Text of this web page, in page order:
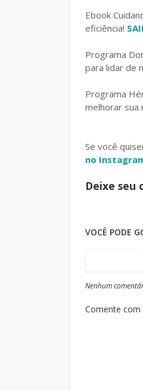
Ebook
eficiência!
Programa
para lidar de
Programa
melhorar sua
Se você
no
Deixe seu
VOCÊ PODE
Nenhum
Comente com